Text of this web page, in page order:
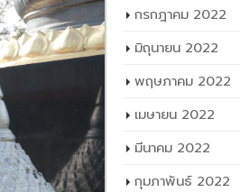
กรกฎาคม 2022
มิถุนายน 2022
พฤษภาคม 2022
เมษายน 2022
มีนาคม 2022
กุมภาพันธ์ 2022